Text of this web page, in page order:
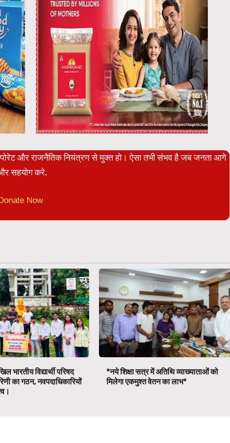
और राजनैतिक नियंत्रण से मुक्त हो। ऐसा तभी संभव है जब जनता आगे
सहयोग करे.
Now
भारतीय विद्यार्थी परिषद
का गठन, नवपदाधिकारियों
*नये शिक्षा सत्र में अतिथि व्याख्याताओं को
मिलेगा एकमुश्त वेतन का लाभ*